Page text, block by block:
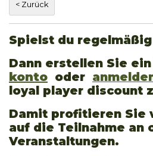
Spielst du regelmäßig
Dann erstellen Sie ein
konto oder
loyal player discount
Damit profitieren Sie
auf die Teilnahme an
Veranstaltungen.